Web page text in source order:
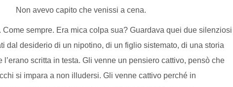
Non avevo capito che venissi a cena.
Come sempre. Era mica colpa sua? Guardava quei due silenziosi
dal desiderio di un nipotino, di un figlio sistemato, di una storia
l’erano scritta in testa. Gli venne un pensiero cattivo, pensò che
si impara a non illudersi. Gli venne cattivo perché in